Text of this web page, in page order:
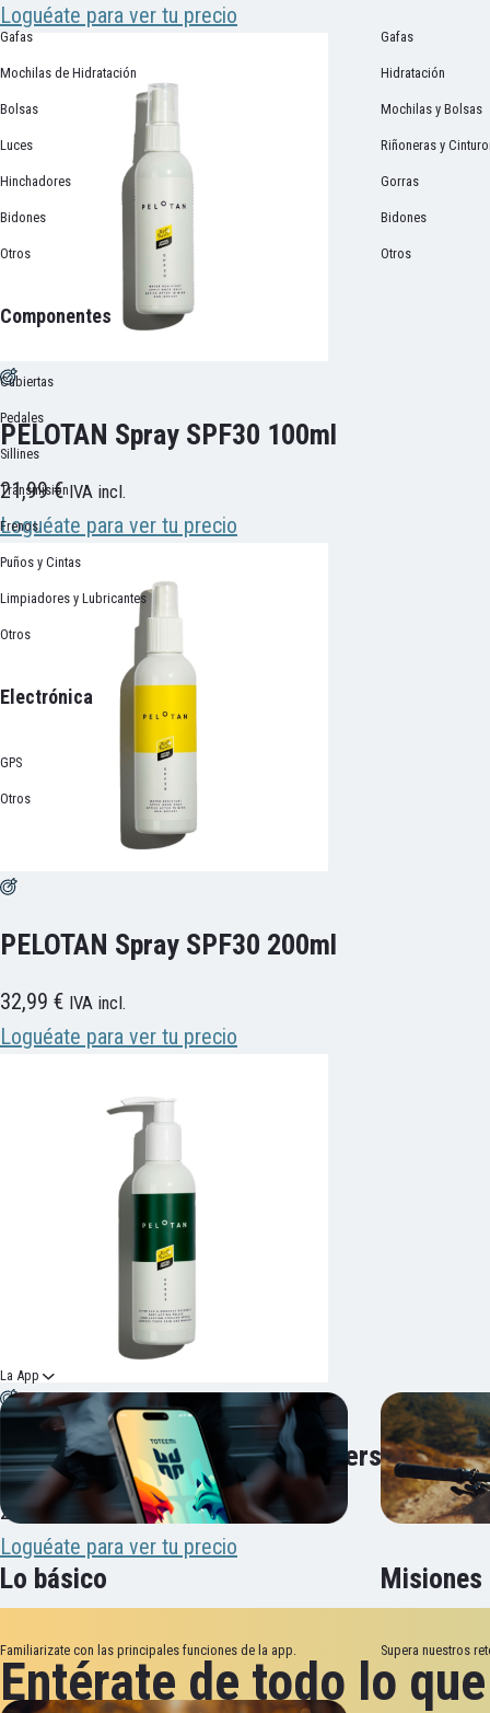
Gafas
Mochilas de Hidratación
Bolsas
Luces
Hinchadores
Bidones
Otros
Componentes
Cubiertas
Pedales
Sillines
Transmisión
Frenos
Puños y Cintas
Limpiadores y Lubricantes
Otros
Electrónica
GPS
Otros
Gafas
Hidratación
Mochilas y Bolsas
Riñoneras y
Gorras
Bidones
Otros
La App
Lo básico
Familiarizate con las principales funciones de la app.
Misiones
Supera nuestros
Loguéate para ver tu precio
PELOTAN Spray SPF30 100ml
21,99€ IVA incl.
Loguéate para ver tu precio
PELOTAN Spray SPF30 200ml
32,99 € IVA incl.
Loguéate para ver tu precio
PELOTAN Crema Recovery Aftersun 200ml
26,99 IVA incl.
Loguéate para ver tu precio
Entérate de todo lo